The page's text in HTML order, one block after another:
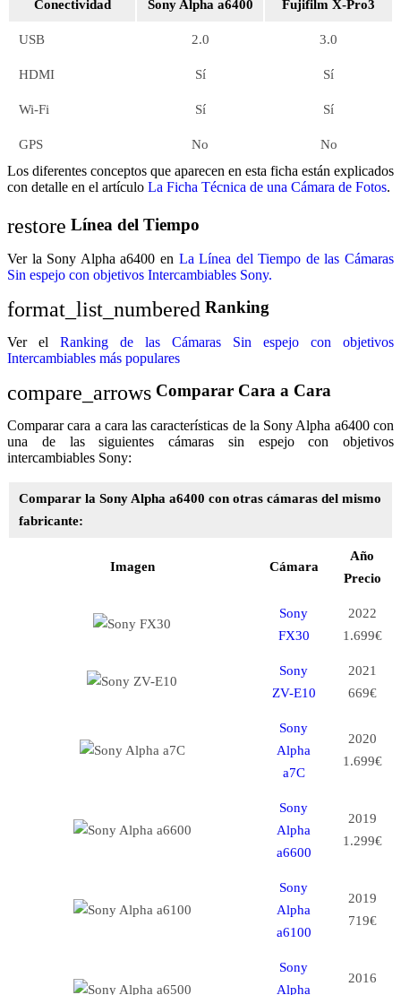
Conectividad Sony Alpha a6400 Fujifilm X-Pro3
USB 2.0 3.0
HDMI Sí Sí
Wi-Fi Sí Sí
GPS No No
Los diferentes conceptos que aparecen en esta ficha están explicados
con detalle en el artículo La Ficha Técnica de una Cámara de Fotos.
restore Línea del Tiempo
Ver la Sony Alpha a6400 en La Línea del Tiempo de las Cámaras
Sin espejo con objetivos Intercambiables Sony.
format_list_numbered Ranking
Ver el Ranking de las Cámaras Sin espejo con objetivos
Intercambiables más populares
compare_arrows Comparar Cara a Cara
Comparar cara a cara las características de la Sony Alpha a6400 con
una de las siguientes cámaras sin espejo con objetivos
intercambiables Sony:
Comparar la Sony Alpha a6400 con otras cámaras del mismo
fabricante:
Imagen Cámara
Año
Precio
Sony
FX30
2022
1.699€
Sony
ZV-E10
2021
669€
Sony
Alpha
a7C
2020
1.699€
Sony
Alpha
a6600
2019
1.299€
Sony
Alpha
a6100
2019
719€
Sony
Alpha
2016